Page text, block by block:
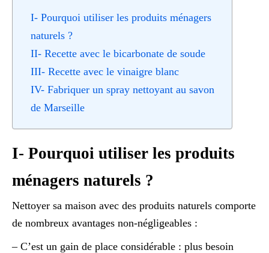
I- Pourquoi utiliser les produits ménagers
naturels ?
II- Recette avec le bicarbonate de soude
III- Recette avec le vinaigre blanc
IV- Fabriquer un spray nettoyant au savon
de Marseille
I- Pourquoi utiliser les produits
ménagers naturels ?
Nettoyer sa maison avec des produits naturels comporte
de nombreux avantages non-négligeables :
– C’est un gain de place considérable : plus besoin